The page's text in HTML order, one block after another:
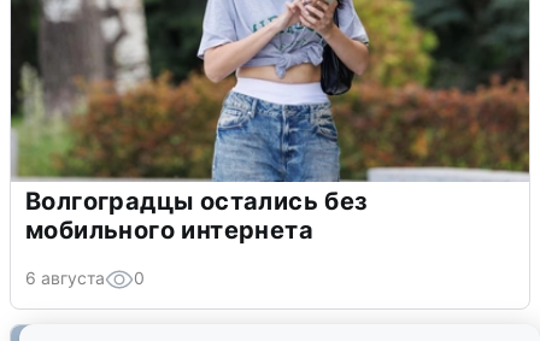
Волгоградцы остались без
мобильного интернета
6 августа 0